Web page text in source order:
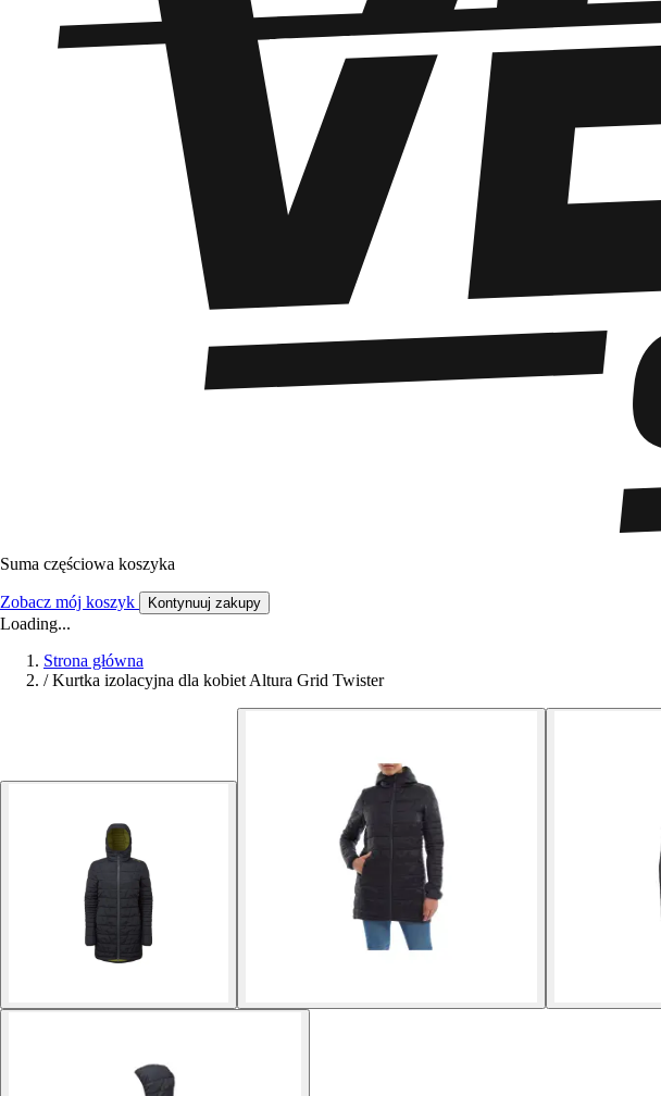
Suma częściowa koszyka
Zobacz mój koszyk Kontynuuj zakupy
Loading...
Strona główna
/ Kurtka izolacyjna dla kobiet Altura Grid Twister